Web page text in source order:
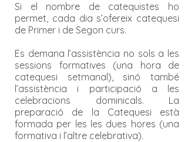
Si el nombre de catequistes ho
permet, cada dia s’ofereix catequesi
de Primer i de Segon curs.
Es demana l’assistència no sols a les
sessions formatives (una hora de
catequesi setmanal), sinó també
l’assistència i participació a les
celebracions dominicals. La
preparació de la Catequesi està
formada per les les dues hores (una
formativa i l’altre celebrativa).